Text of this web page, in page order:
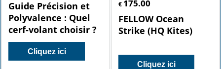
Guide Précision et
Polyvalence : Quel
cerf-volant choisir ?
Cliquez ici
€ 175.00
FELLOW Ocean
Strike (HQ Kites)
Cliquez ici